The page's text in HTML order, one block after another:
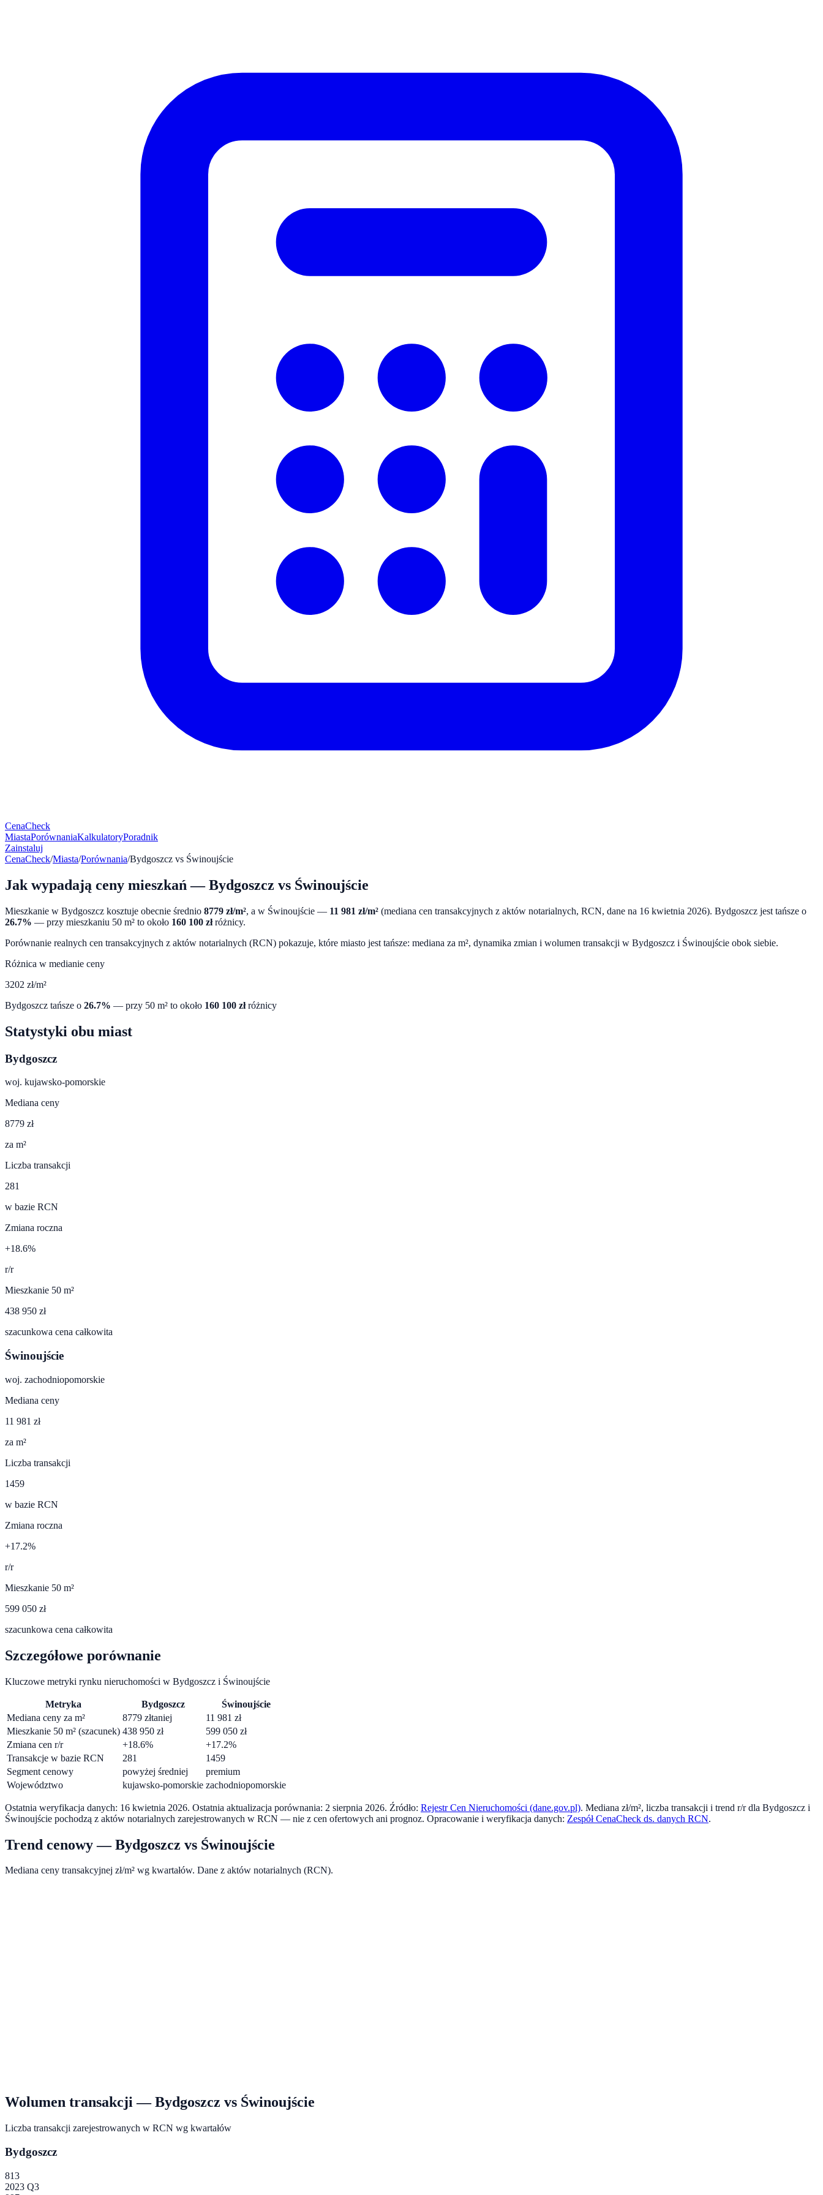
CenaCheck
MiastaPorównaniaKalkulatoryPoradnik
Zainstaluj
CenaCheck/Miasta/Porównania/Bydgoszcz vs Świnoujście
Jak wypadają ceny mieszkań —Bydgoszcz vs Świnoujście
Mieszkanie w Bydgoszcz kosztuje obecnie średnio 8779 zł/m², a w Świnoujście — 11 981 zł/m² (mediana cen transakcyjnych z aktów notarialnych, RCN, dane na 16 kwietnia 2026). Bydgoszcz jest tańsze o
26.7% — przy mieszkaniu 50 m² to około 160 100 złróżnicy.
Porównanie realnych cen transakcyjnych z aktów notarialnych (RCN) pokazuje, które miasto jest tańsze: mediana za m², dynamika zmian i wolumen transakcji w Bydgoszcz i Świnoujście obok siebie.
Różnica w medianie ceny
3202 zł/m²
Bydgoszcz tańsze o 26.7% — przy 50 m² to około 160 100 złróżnicy
Statystyki obu miast
Bydgoszcz
woj. kujawsko-pomorskie
Mediana ceny
8779 zł
za m²
Liczba transakcji
281
w bazie RCN
Zmiana roczna
+18.6%
r/r
Mieszkanie 50 m²
438 950 zł
szacunkowa cena całkowita
Świnoujście
woj. zachodniopomorskie
Mediana ceny
11 981 zł
za m²
Liczba transakcji
1459
w bazie RCN
Zmiana roczna
+17.2%
r/r
Mieszkanie 50 m²
599 050 zł
szacunkowa cena całkowita
Szczegółowe porównanie
Kluczowe metryki rynku nieruchomości w Bydgoszcz i Świnoujście
Metryka Bydgoszcz
Świnoujście
Mediana ceny za m²
8779 złtaniej 11 981 zł
Mieszkanie 50 m² (szacunek) 438 950 zł 599 050 zł
Zmiana cen r/r
+18.6% +17.2%
Transakcje w bazie RCN
281
1459
Segment cenowy
powyżej średniej
premium
Województwo
kujawsko-pomorskie zachodniopomorskie
Ostatnia weryfikacja danych: 16 kwietnia 2026. Ostatnia aktualizacja porównania: 2 sierpnia 2026. Źródło: Rejestr Cen Nieruchomości (dane.gov.pl). Mediana zł/m², liczba transakcji i trend r/r dla Bydgoszcz i
Świnoujście pochodzą z aktów notarialnych zarejestrowanych w RCN — nie z cen ofertowych ani prognoz. Opracowanie i weryfikacja danych: Zespół CenaCheck ds. danych RCN.
Trend cenowy —Bydgoszcz vs Świnoujście
Mediana ceny transakcyjnej zł/m² wg kwartałów. Dane z aktów notarialnych (RCN).
Wolumen transakcji —Bydgoszcz vs Świnoujście
Liczba transakcji zarejestrowanych w RCN wg kwartałów
Bydgoszcz
813
2023 Q3